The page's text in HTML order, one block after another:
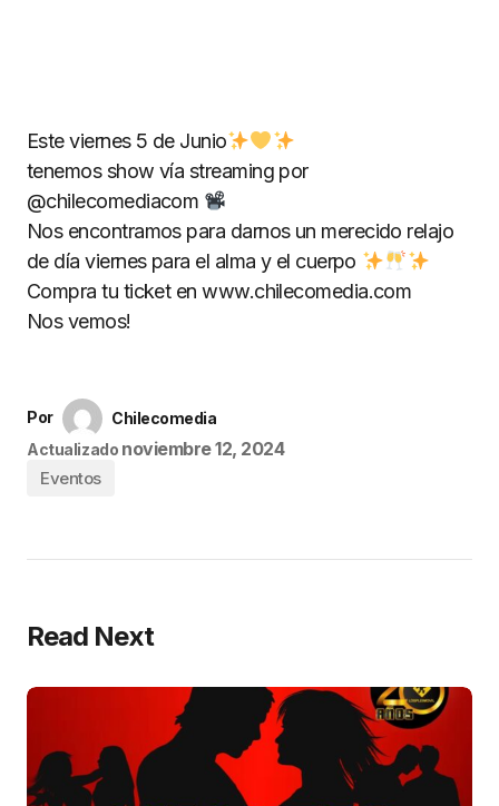
Este viernes 5 de Junio
tenemos show vía streaming por
@chilecomediacom
Nos encontramos para darnos un merecido relajo
de día viernes para el alma y el cuerpo
Compra tu ticket en www.chilecomedia.com
Nos vemos!
Por
Chilecomedia
Actualizado noviembre 12, 2024
Eventos
Read Next